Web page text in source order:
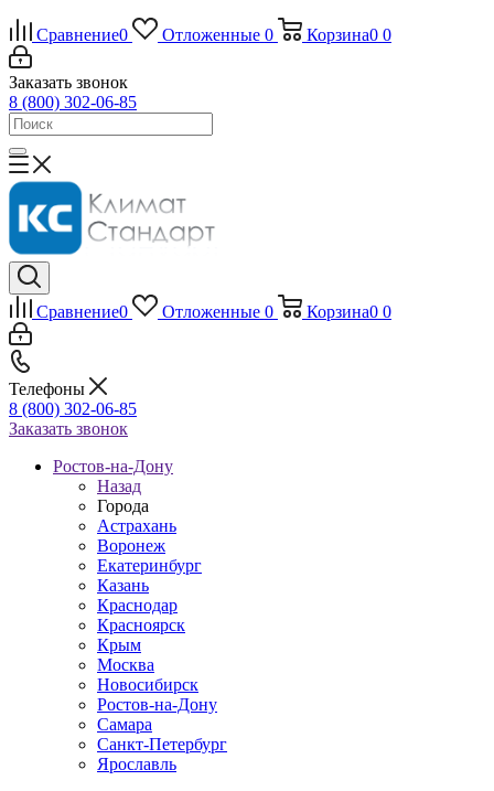
Сравнение0 Отложенные 0 Корзина0 0
Заказать звонок
8 (800) 302-06-85
Сравнение0 Отложенные 0 Корзина0 0
Телефоны
8 (800) 302-06-85
Заказать звонок
Ростов-на-Дону
Назад
Города
Астрахань
Воронеж
Екатеринбург
Казань
Краснодар
Красноярск
Крым
Москва
Новосибирск
Ростов-на-Дону
Самара
Санкт-Петербург
Ярославль